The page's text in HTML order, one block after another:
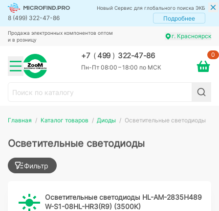
Новый Сервис для глобального поиска ЭКБ
8 (499) 322-47-86 Подробнее
Продажа электронных компонентов оптом
и в розницу
г. Красноярск
+7 (499 ) 322-47-86
Пн-Пт 08:00 – 18:00 по МСК
0
Главная Каталог товаров Диоды Осветительные светодиоды
Осветительные светодиоды
Фильтр
Осветительные светодиоды HL-AM-2835H489
W-S1-08HL-HR3(R9) (3500K)